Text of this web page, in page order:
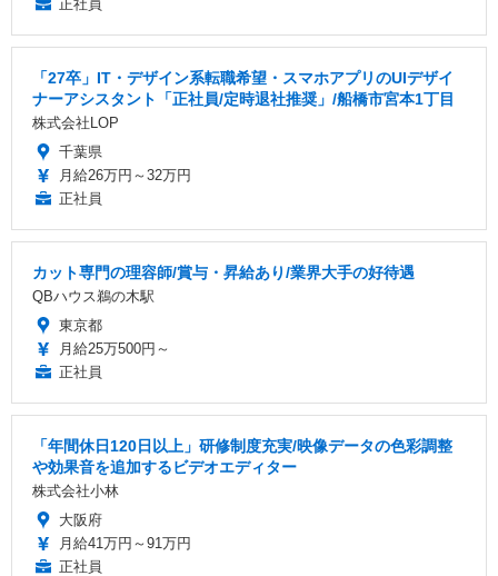
正社員
「27卒」IT・デザイン系転職希望・スマホアプリのUIデザイ
ナーアシスタント「正社員/定時退社推奨」/船橋市宮本1丁目
株式会社LOP
千葉県
月給26万円～32万円
正社員
カット専門の理容師/賞与・昇給あり/業界大手の好待遇
QBハウス鵜の木駅
東京都
月給25万500円～
正社員
「年間休日120日以上」研修制度充実/映像データの色彩調整
や効果音を追加するビデオエディター
株式会社小林
大阪府
月給41万円～91万円
正社員